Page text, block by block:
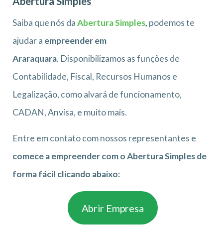
Saiba que nós daAbertura Simples, podemos te
ajudar a empreender em
Araraquara. Disponibilizamos as funções de
Contabilidade, Fiscal, Recursos Humanos e
Legalização, como alvará de funcionamento,
CADAN, Anvisa, e muito mais.
Entre em contato com nossos representantes e
comece a empreender com o Abertura Simples de
forma fácil clicando abaixo:
Abrir Empresa